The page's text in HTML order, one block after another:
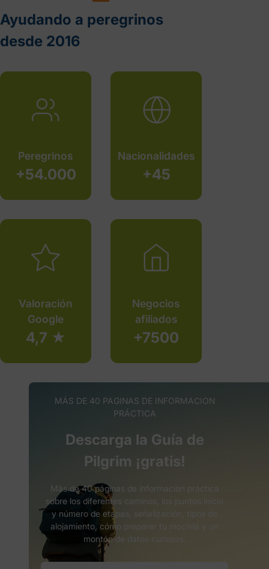
indicaciones sobre qué ver en cada uno.
Ayudando a peregrinos
desde 2016
Peregrinos
+54.000
Nacionalidades
+45
Valoración
Google
4,7 ★
Negocios
afiliados
+7500
MÁS DE 40 PAGINAS DE INFORMACION
PRÁCTICA
Descarga la Guía de
Pilgrim ¡gratis!
Más de 40 páginas de informacion práctica
sobre los diferentes caminos, los puntos inicio
y número de etapas, señalización, tipos de
alojamiento, cómo preparar tu mochila y un
montón de datos curiosos.